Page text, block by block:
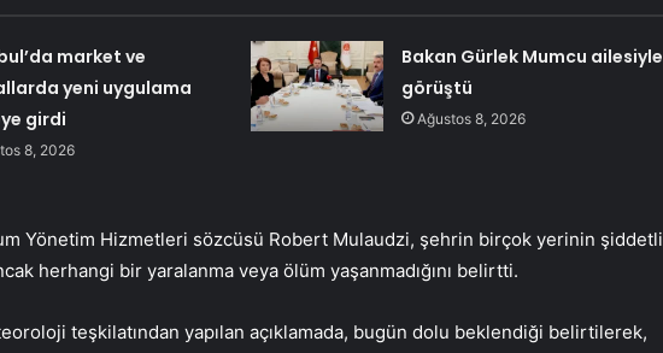
market ve
yeni uygulama
girdi
8, 2026
Bakan Gürlek Mumcu ailesiyle
görüştü
Ağustos 8, 2026
Yönetim Hizmetleri sözcüsü Robert Mulaudzi, şehrin birçok yerinin şiddetli
herhangi bir yaralanma veya ölüm yaşanmadığını belirtti.
teşkilatından yapılan açıklamada, bugün dolu beklendiği belirtilerek,